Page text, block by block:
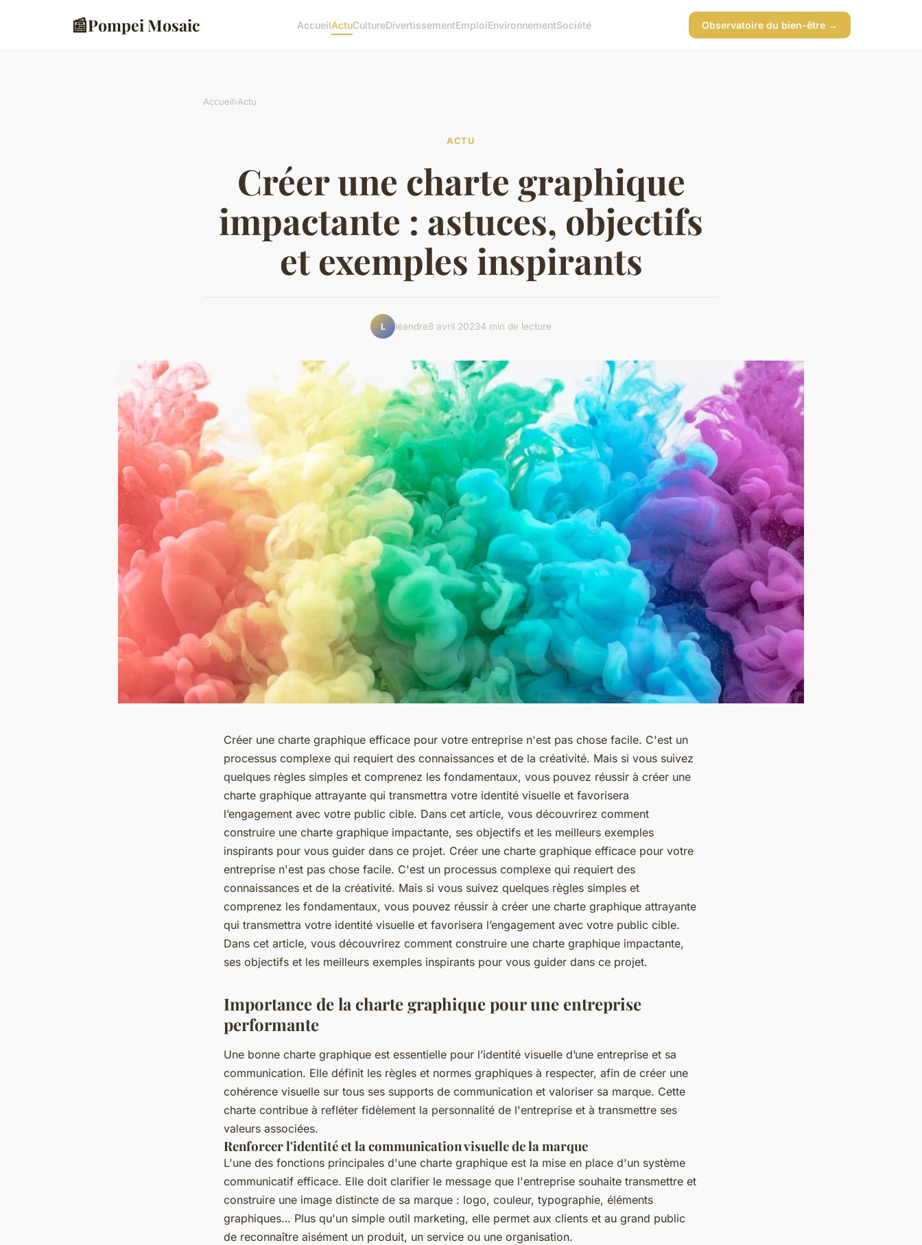
📰Pompei Mosaic AccueilActuCultureDivertissementEmploiEnvironnementSociété Observatoire du bien-être →
Accueil›Actu
ACTU
Créer une charte graphique
impactante : astuces, objectifs
et exemples inspirants
L léandre8 avril 20234 min de lecture
Créer une charte graphique efficace pour votre entreprise n'est pas chose facile. C'est un
processus complexe qui requiert des connaissances et de la créativité. Mais si vous suivez
quelques règles simples et comprenez les fondamentaux, vous pouvez réussir à créer une
charte graphique attrayante qui transmettra votre identité visuelle et favorisera
l’engagement avec votre public cible. Dans cet article, vous découvrirez comment
construire une charte graphique impactante, ses objectifs et les meilleurs exemples
inspirants pour vous guider dans ce projet. Créer une charte graphique efficace pour votre
entreprise n'est pas chose facile. C'est un processus complexe qui requiert des
connaissances et de la créativité. Mais si vous suivez quelques règles simples et
comprenez les fondamentaux, vous pouvez réussir à créer une charte graphique attrayante
qui transmettra votre identité visuelle et favorisera l’engagement avec votre public cible.
Dans cet article, vous découvrirez comment construire une charte graphique impactante,
ses objectifs et les meilleurs exemples inspirants pour vous guider dans ce projet.
Importance de la charte graphique pour une entreprise
performante
Une bonne charte graphique est essentielle pour l’identité visuelle d’une entreprise et sa
communication. Elle définit les règles et normes graphiques à respecter, afin de créer une
cohérence visuelle sur tous ses supports de communication et valoriser sa marque. Cette
charte contribue à refléter fidèlement la personnalité de l'entreprise et à transmettre ses
valeurs associées.
Renforcer l'identité et la communication visuelle de la marque
L'une des fonctions principales d'une charte graphique est la mise en place d'un système
communicatif efficace. Elle doit clarifier le message que l'entreprise souhaite transmettre et
construire une image distincte de sa marque : logo, couleur, typographie, éléments
graphiques… Plus qu'un simple outil marketing, elle permet aux clients et au grand public
de reconnaître aisément un produit, un service ou une organisation.